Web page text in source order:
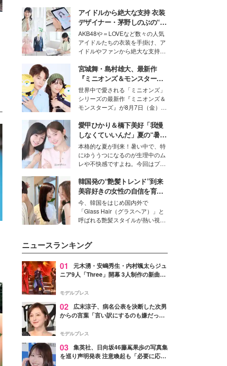
な美容の常識を大きく変える可能
性を秘めた、革新的な「Water
Capturing Skin（ウォーターキャ
プチャリングスキン：捕水肌）」
技術を、花王が構築した。
アイドルから絶大な支持 衣装
デザイナー・茅野しのぶの“可
愛い”を作る美学＜「シチズン
クロスシー」インタビュー＞
AKB48や＝LOVEなど数々の人気
アイドルたちの衣装を手掛け、ア
イドルやファンから絶大な支持を
取締役兼クリエイティブディレク
ター・茅野しのぶ。一人ひとりの
個性に寄り添い、魅力を引き出す
衣装作りは、多くの女性たちに勇
気と自信を与え続けている。
宮城舞・島村雄大、最新作
『ミニオンズ＆モンスター
ズ』の魅力熱弁 ハチャメチャ
だけじゃない“友情と絆”に感
動
世界中で愛される「ミニオンズ」
シリーズの最新作『ミニオンズ＆
モンスターズ』が8月7日（金）に
ニオン好き”という共通点を持つモ
デルの宮城舞と島村雄大の特別対
談をお届け！それぞれの視点か
ら、今作ならではの魅力や予想外
の感動をもたらす奥深いストーリ
ーについて熱く語り合ってもらっ
た。
愛甲ひかり＆橋下美好「我慢
しなくていいんだ」夏の“暑さ
対策”の新しい選択肢とは？
本格的な夏が到来！暑い中で、特
にゆううつになるのが生理中のム
レや不快感ですよね。今回はプラ
モデル・愛甲ひかりさんと橋下美
好さんを迎えて本音で女子会トー
ク。猛暑のお出かけを快適に過ご
すヒントや、2人が感動した夏の
生理の新常識にも迫りました。
韓国発の“艶髪トレンド”到来
美容好きの女性の自信を育む
「ヘアケア事情」って？
今、韓国をはじめ国内外で
「Glass Hair（グラスヘア）」と
呼ばれる艶髪スタイルが熱い視線
して、“髪そのものの美しさ”に改
めて注目する人が増えている様
子。今回は、そんな憧れの艶やか
な髪を日常で叶える、美容好きの
ます。
ニュースランキング
01
元木湧・安嶋秀生・内村颯太らジュ
ニア9人「Three」開幕 3人制作の新曲＆
進んで夢を掴みたい」【ゲネプロレポ】
モデルプレス
02
広末涼子、病名公表を決断した次男
からの言葉「言い訳にするのも嫌だっ
モデルプレス
03 集英社、日向坂46藤嶌果歩の写真集
を巡り声明発表 注意喚起も「必要に応じ